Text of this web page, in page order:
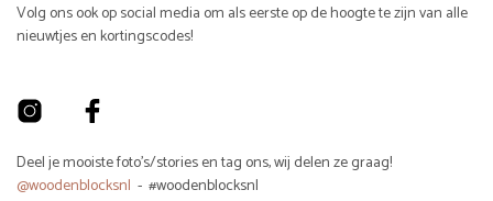
Volg ons ook op social media om als eerste op de hoogte te zijn van alle
nieuwtjes en kortingscodes!
Deel je mooiste foto's/stories en tag ons, wij delen ze graag!
@woodenblocksnl - #woodenblocksnl